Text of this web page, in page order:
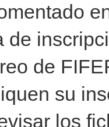
de
de
su
los